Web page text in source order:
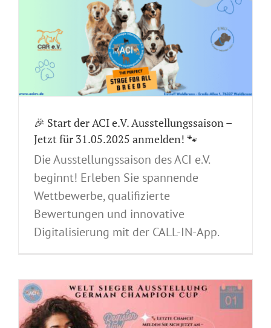
🎉 Start der ACI e.V. Ausstellungssaison –
Jetzt für 31.05.2025 anmelden! 🐾
Die Ausstellungssaison des ACI e.V.
beginnt! Erleben Sie spannende
Wettbewerbe, qualifizierte
Bewertungen und innovative
Digitalisierung mit der CALL-IN-App.